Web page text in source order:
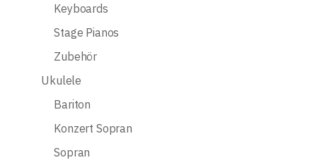
Keyboards
Stage Pianos
Zubehör
Ukulele
Bariton
Konzert Sopran
Sopran